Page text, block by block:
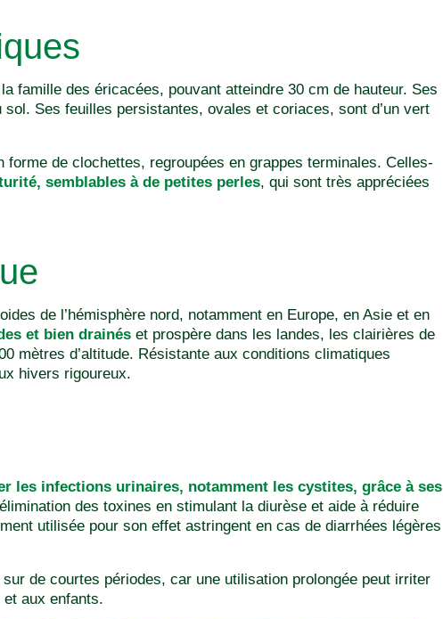
famille des éricacées, pouvant atteindre 30 cm de hauteur. Ses
Ses feuilles persistantes, ovales et coriaces, sont d’un vert
de clochettes, regroupées en grappes terminales. Celles-
semblables à de petites perles, qui sont très appréciées
de l’hémisphère nord, notamment en Europe, en Asie et en
et bien drainéset prospère dans les landes, les clairières de
mètres d’altitude. Résistante aux conditions climatiques
hivers rigoureux.
les infections urinaires, notamment les cystites, grâce à ses
des toxines en stimulant la diurèse et aide à réduire
utilisée pour son effet astringent en cas de diarrhées légères
de courtes périodes, car une utilisation prolongée peut irriter
aux enfants.